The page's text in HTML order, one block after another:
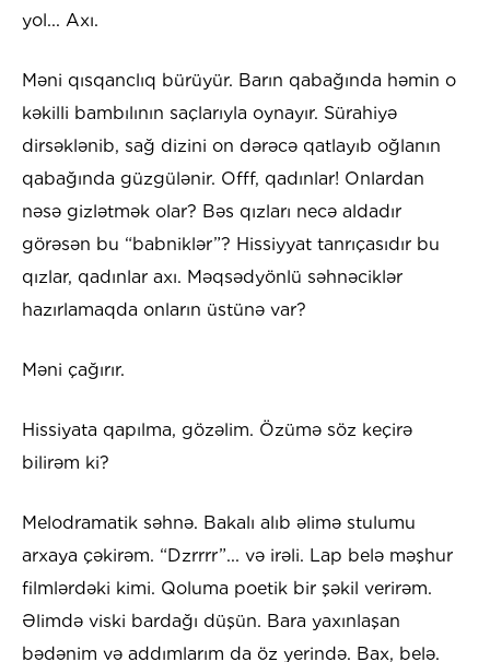
yol... Axı.
Məni qısqanclıq bürüyür. Barın qabağında həmin o
kəkilli bambılının saçlarıyla oynayır. Sürahiyə
dirsəklənib, sağ dizini on dərəcə qatlayıb oğlanın
qabağında güzgülənir. Offf, qadınlar! Onlardan
nəsə gizlətmək olar? Bəs qızları necə aldadır
görəsən bu “babniklər”? Hissiyyat tanrıçasıdır bu
qızlar, qadınlar axı. Məqsədyönlü səhnəciklər
hazırlamaqda onların üstünə var?
Məni çağırır.
Hissiyata qapılma, gözəlim. Özümə söz keçirə
bilirəm ki?
Melodramatik səhnə. Bakalı alıb əlimə stulumu
arxaya çəkirəm. “Dzrrrr”... və irəli. Lap belə məşhur
filmlərdəki kimi. Qoluma poetik bir şəkil verirəm.
Əlimdə viski bardağı düşün. Bara yaxınlaşan
bədənim və addımlarım da öz yerində. Bax, belə.